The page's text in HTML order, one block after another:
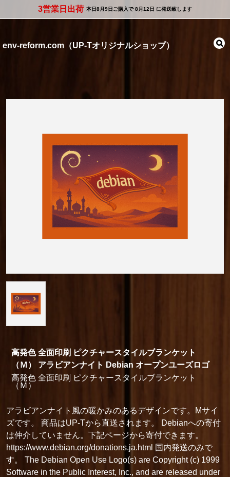
3営業日出荷 本日8月9日 ご購入で8月12日 に発送致します
env-reform.com（UP-Tオリジナルショップ）
高発色 全面印刷 ピクチャースタイルブランケット
（Ｍ） アラビアンナイト Debian オープンユーズロゴ
高発色 全面印刷 ピクチャースタイルブランケット
（Ｍ）
アラビアンナイト風の暖かみのあるデザインです。Mサイ
ズです。 商品はUP-Tから直送されます。 Debianへの寄付
は仲介していません。下記ページから寄付できます。
https://www.debian.org/donations.ja.html 国内発送のみで
す。 The Debian Open Use Logo(s) are Copyright (c) 1999
Software in the Public Interest, Inc., and are released under